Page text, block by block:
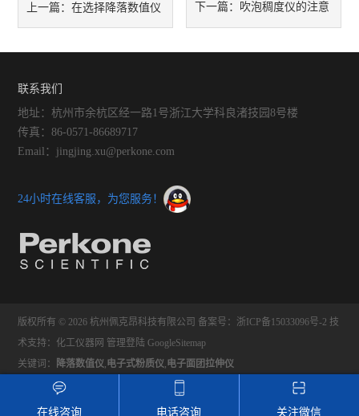
上一篇：在选择降落数值仪 下一篇： 吹泡稠度仪的注意
联系我们
地址：杭州市余杭区经一路1号浙江大学科良渚技园8号楼
传真：86-0571-86689717
Email：jingjing.xu@perkone.com
24小时在线客服，为您服务！
版权所有 © 2026 杭州佩克昂科技有限公司 备案号：浙ICP备15033096号-2 技
术支持： 化工仪器网 管理登陆 GoogleSitemap
关键词：
降落数值仪,电子式粉质仪,电子面团拉伸仪
在线咨询 电话咨询 关注微信